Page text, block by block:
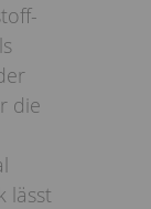
die
lässt